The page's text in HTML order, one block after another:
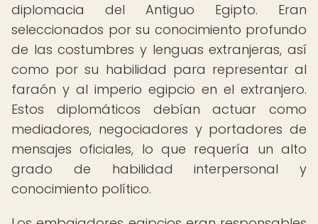
diplomacia del Antiguo Egipto. Eran
seleccionados por su conocimiento profundo
de las costumbres y lenguas extranjeras, así
como por su habilidad para representar al
faraón y al imperio egipcio en el extranjero.
Estos diplomáticos debían actuar como
mediadores, negociadores y portadores de
mensajes oficiales, lo que requería un alto
grado de habilidad interpersonal y
conocimiento político.